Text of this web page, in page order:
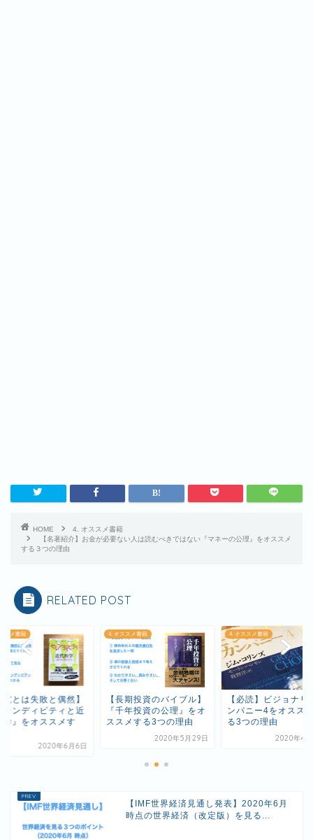
HOME
4. オススメ書籍
【名著紹介】お金が必要ない人は読むべきではない『マネーの公理』をオススメ
する３つの理由
RELATED POST
スメ書籍
究とは失敗と偶然】
レンディピティと近
学』をオススメす
2020年6月6日
4. オススメ書籍
【長期投資のバイブル】
『千年投資の公理』をオ
ススメする3つの理由
2020年5月29日
4. オススメ書籍
【必読】ビジョナリ
ンパニー4をオスス
る3つの理由
2020年4
【IMF世界経済見通し発表】2020年6月
時点の世界経済（改定版）を見る...